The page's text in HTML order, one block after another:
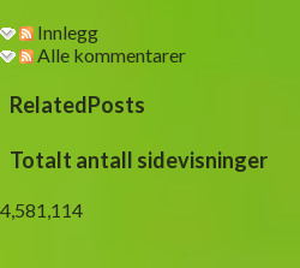
Innlegg
Alle kommentarer
RelatedPosts
Totalt antall sidevisninger
4,581,114